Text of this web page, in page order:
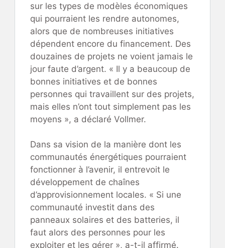
sur les types de modèles économiques
qui pourraient les rendre autonomes,
alors que de nombreuses initiatives
dépendent encore du financement. Des
douzaines de projets ne voient jamais le
jour faute d’argent. « Il y a beaucoup de
bonnes initiatives et de bonnes
personnes qui travaillent sur des projets,
mais elles n’ont tout simplement pas les
moyens », a déclaré Vollmer.
Dans sa vision de la manière dont les
communautés énergétiques pourraient
fonctionner à l’avenir, il entrevoit le
développement de chaînes
d’approvisionnement locales. « Si une
communauté investit dans des
panneaux solaires et des batteries, il
faut alors des personnes pour les
exploiter et les gérer », a-t-il affirmé.